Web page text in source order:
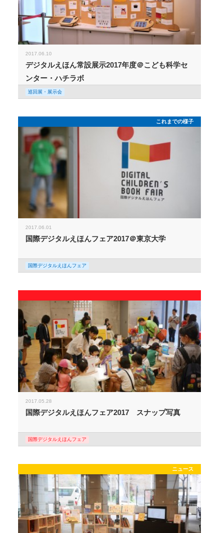
2017.06.10
デジタルえほん常設展示2017年度＠こども科学セ
ンター・ハチラボ
巡回展・展示会
これまでの様子
2017.06.01
国際デジタルえほんフェア2017＠東京大学
国際デジタルえほんフェア
2017.05.28
国際デジタルえほんフェア2017 スナップ写真
国際デジタルえほんフェア
ニュース